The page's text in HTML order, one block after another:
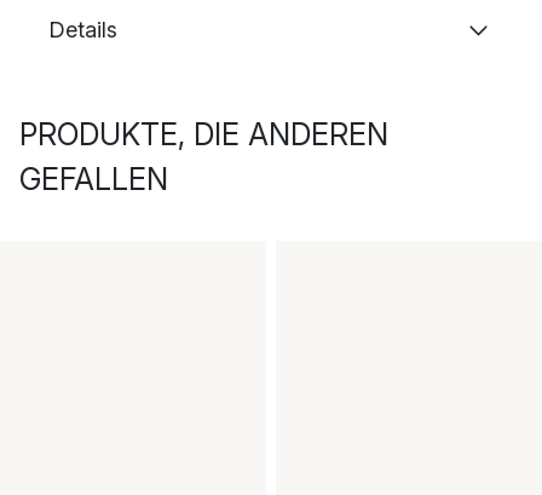
Details
PRODUKTE, DIE ANDEREN
GEFALLEN